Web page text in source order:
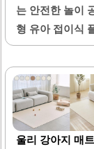
다. 또한, 우드톤
밝고 넓어 보이
는 안전한 놀이
형 유아 접이식
놀 수 있는 공간
이들의 감각 발
도록 설계되었
워도 충분한 공
소에 적합합니
며, 사용하지 않
울리 강아지 매